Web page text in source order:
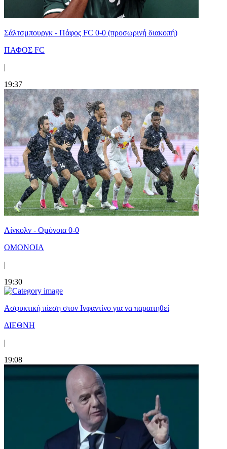
Σάλτσμπουργκ - Πάφος FC 0-0 (προσωρινή διακοπή)
ΠΑΦΟΣ FC
|
19:37
Λίνκολν - Ομόνοια 0-0
ΟΜΟΝΟΙΑ
|
19:30
Ασφυκτική πίεση στον Ινφαντίνο για να παραιτηθεί
ΔΙΕΘΝΗ
|
19:08